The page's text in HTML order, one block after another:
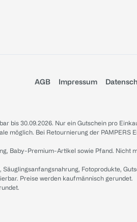
AGB Impressum
bis 30.09.2026. Nur ein Gutschein pro
möglich. Bei Retournierung der
Baby-Premium-Artikel sowie Pfand. Nicht
Säuglingsanfangsnahrung, Fotoprodukte,
Preise werden kaufmännisch gerundet.